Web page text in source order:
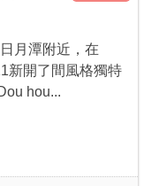
月潭附近，在
新開了間風格獨特
hou...